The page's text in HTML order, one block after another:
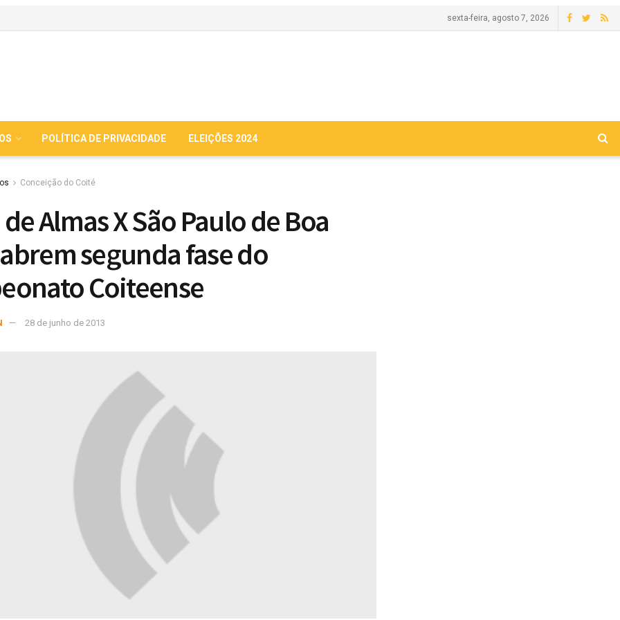
sexta-feira, agosto 7, 2026
POLÍTICA DE PRIVACIDADE ELEIÇÕES 2024
Conceição do Coité
Almas X São Paulo de Boa
segunda fase do
Coiteense
28 de junho de 2013